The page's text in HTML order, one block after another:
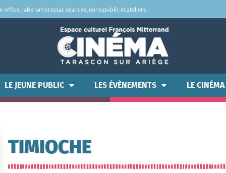
label art et essai, séances jeune public et ateliers.
LE JEUNE PUBLIC LES ÉVÈNEMENTS LE CINÉMA
TIMIOCHE